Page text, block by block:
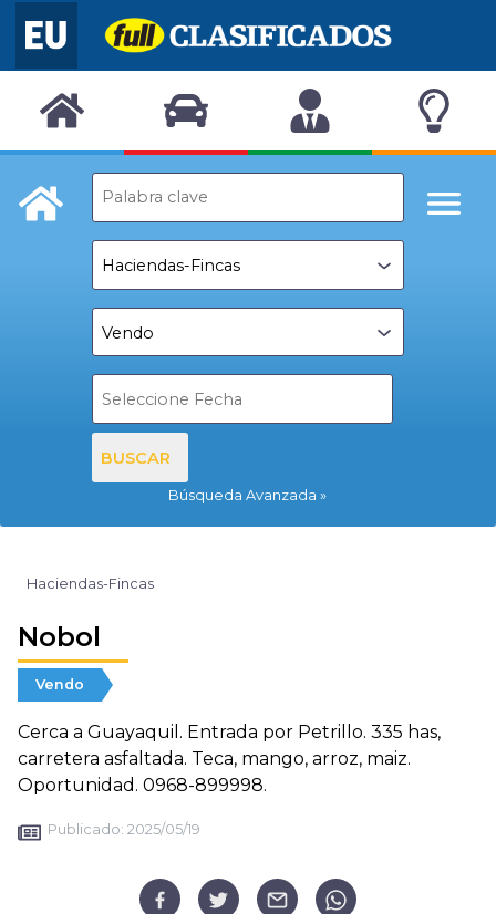
BUSCAR
Búsqueda Avanzada
Haciendas-Fincas
Nobol
Vendo
Cerca a Guayaquil. Entrada por Petrillo. 335 has,
carretera asfaltada. Teca, mango, arroz, maiz.
Oportunidad. 0968-899998.
Publicado: 2025/05/19